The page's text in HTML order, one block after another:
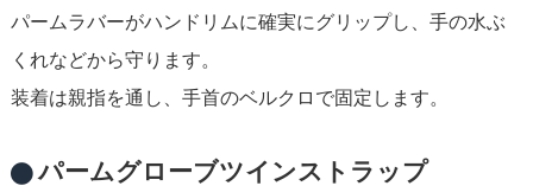
パームラバーがハンドリムに確実にグリップし、手の水ぶ
くれなどから守ります。
装着は親指を通し、手首のベルクロで固定します。
パームグローブツインストラップ